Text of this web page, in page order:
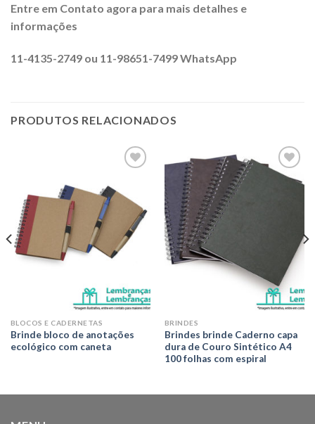
Entre em Contato agora para mais detalhes e
informações
11-4135-2749 ou 11-98651-7499 WhatsApp
PRODUTOS RELACIONADOS
aos meus
desejos
BLOCOS E CADERNETAS
Brinde bloco de anotações
ecológico com caneta
Adicionar
BRINDES
Brindes brinde Caderno capa
dura de Couro Sintético A4
100 folhas com espiral